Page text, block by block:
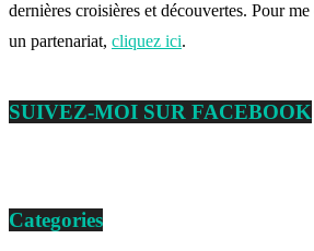
dernières croisières et découvertes. Pour
un partenariat, cliquez ici.
SUIVEZ-MOI SUR FACEBOOK
Categories